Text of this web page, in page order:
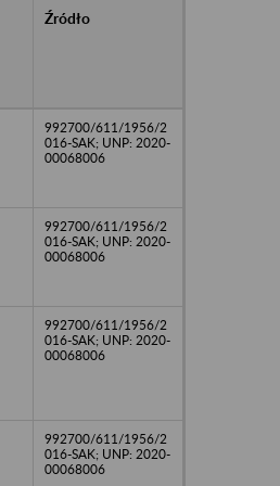
Źródło
992700/611/1956/2
016-SAK; UNP: 2020-
00068006
992700/611/1956/2
016-SAK; UNP: 2020-
00068006
992700/611/1956/2
016-SAK; UNP: 2020-
00068006
992700/611/1956/2
016-SAK; UNP: 2020-
00068006